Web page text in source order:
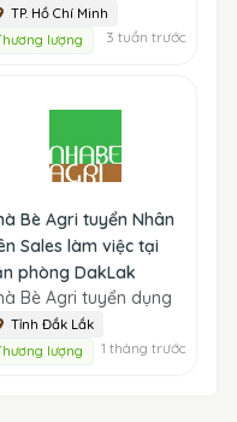
TP. Hồ Chí Minh
lượng
3 tuần trước
Bè Agri tuyển Nhân
Sales làm việc tại
phòng DakLak
Bè Agri tuyển dụng
Tỉnh Đắk Lắk
lượng
1 tháng trước